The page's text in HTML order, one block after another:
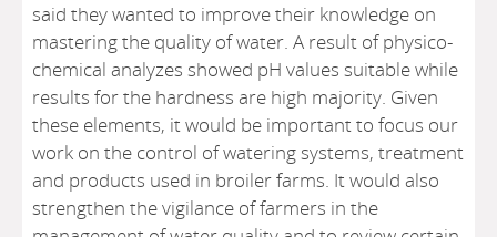
said they wanted to improve their knowledge on
mastering the quality of water. A result of physico-
chemical analyzes showed pH values suitable while
results for the hardness are high majority. Given
these elements, it would be important to focus our
work on the control of watering systems, treatment
and products used in broiler farms. It would also
strengthen the vigilance of farmers in the